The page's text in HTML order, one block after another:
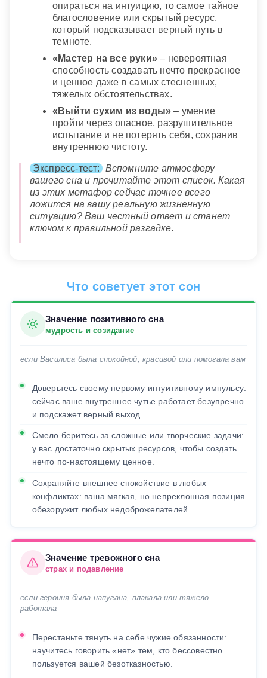
опираться на интуицию, то самое тайное
благословение или скрытый ресурс,
который подсказывает верный путь в
темноте.
«Мастер на все руки» – невероятная
способность создавать нечто прекрасное
и ценное даже в самых стесненных,
тяжелых обстоятельствах.
«Выйти сухим из воды» – умение
пройти через опасное, разрушительное
испытание и не потерять себя, сохранив
внутреннюю чистоту.
Экспресс-тест:
Вспомните атмосферу
вашего сна и прочитайте этот список. Какая
из этих метафор сейчас точнее всего
ложится на вашу реальную жизненную
ситуацию? Ваш честный ответ и станет
ключом к правильной разгадке.
Что советует этот сон
Значение позитивного сна
мудрость и созидание
если Василиса была спокойной, красивой или помогала вам
Доверьтесь своему первому интуитивному импульсу:
сейчас ваше внутреннее чутье работает безупречно
и подскажет верный выход.
Смело беритесь за сложные или творческие задачи:
у вас достаточно скрытых ресурсов, чтобы создать
нечто по-настоящему ценное.
Сохраняйте внешнее спокойствие в любых
конфликтах: ваша мягкая, но непреклонная позиция
обезоружит любых недоброжелателей.
Значение тревожного сна
страх и подавление
если героиня была напугана, плакала или тяжело
работала
Перестаньте тянуть на себе чужие обязанности:
научитесь говорить «нет» тем, кто бессовестно
пользуется вашей безотказностью.